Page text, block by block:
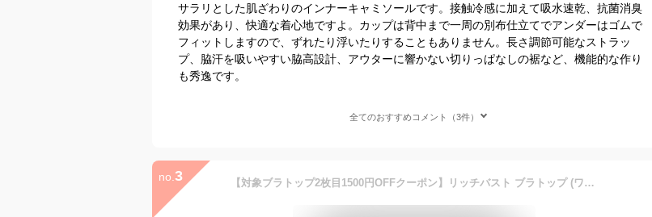
サラリとした肌ざわりのインナーキャミソールです。接触冷感に加えて吸水速乾、抗菌消臭
効果があり、快適な着心地ですよ。カップは背中まで一周の別布仕立てでアンダーはゴムで
フィットしますので、ずれたり浮いたりすることもありません。長さ調節可能なストラッ
プ、脇汗を吸いやすい脇高設計、アウターに響かない切りっぱなしの裾など、機能的な作り
も秀逸です。
全てのおすすめコメント（3件）
no. 3 【対象ブラトップ2枚目1500円OFFクーポン】リッチバスト ブラトップ (ワイヤー入り)(下着 レディース 女性 ブラキャミ キャミソール カップ付き 谷間 盛ブラ 盛れる ベアトップ カップ付きキャミソール カップ付きインナー ブラ付きインナー 接触冷感 クール 涼しいブラ 夏)